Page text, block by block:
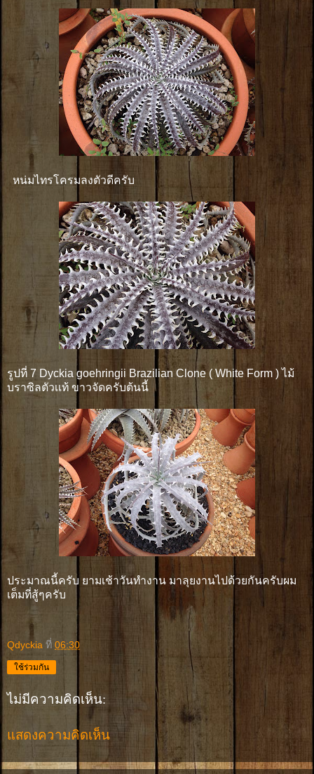
หน่มไทรโครมลงตัวดีครับ
รูปที่ 7 Dyckia goehringii Brazilian Clone ( White Form ) ไม้
บราซิลตัวเเท้ ขาวจัดครับต้นนี้
ประมาณนี้ครับ ยามเช้าวันทำงาน มาลุยงานไปด้วยกันครับผม
เต็มที่สู้ๆครับ
Qdyckia ที่ 06:30
ใช้ร่วมกัน
ไม่มีความคิดเห็น:
แสดงความคิดเห็น